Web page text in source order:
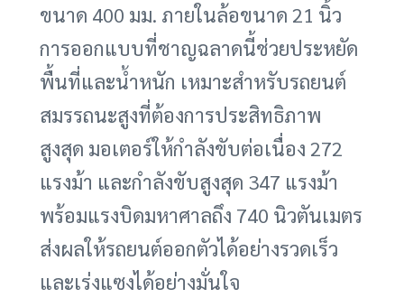
ขนาด 400 มม. ภายในล้อขนาด 21 นิ้ว
การออกแบบที่ชาญฉลาดนี้ช่วยประหยัด
พื้นที่และน้ำหนัก เหมาะสำหรับรถยนต์
สมรรถนะสูงที่ต้องการประสิทธิภาพ
สูงสุด มอเตอร์ให้กำลังขับต่อเนื่อง 272
แรงม้า และกำลังขับสูงสุด 347 แรงม้า
พร้อมแรงบิดมหาศาลถึง 740 นิวตันเมตร
ส่งผลให้รถยนต์ออกตัวได้อย่างรวดเร็ว
และเร่งแซงได้อย่างมั่นใจ